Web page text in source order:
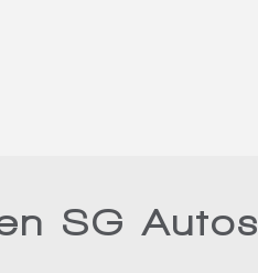
SG Autos